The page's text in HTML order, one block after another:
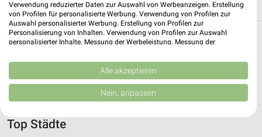
Biomärkte Filialen in Neubrandenburg
Egal ob Reformhaus und Vitalia in Neubrandenburg und
Umgebung findest Du alles zum Thema Biomärkte. Finde hier
Filialen und Öffnungszeiten.
Top Städte
Verwendung reduzierter Daten zur Auswahl von Werbeanzeigen. Erstellung
von Profilen für personalisierte Werbung. Verwendung von Profilen zur
Auswahl personalisierter Werbung. Erstellung von Profilen zur
Personalisierung von Inhalten. Verwendung von Profilen zur Auswahl
personalisierter Inhalte. Messung der Werbeleistung. Messung der
Kombinationen von Daten aus verschiedenen Quellen. Entwicklung und
Verbesserung der Angebote. Verwendung reduzierter Daten zur Auswahl
von Inhalten.
Daten können außerhalb der Europäischen Union weitergegeben und in die
USA gesendet werden.
Website/App.
Alle akzeptieren
Nein, anpassen